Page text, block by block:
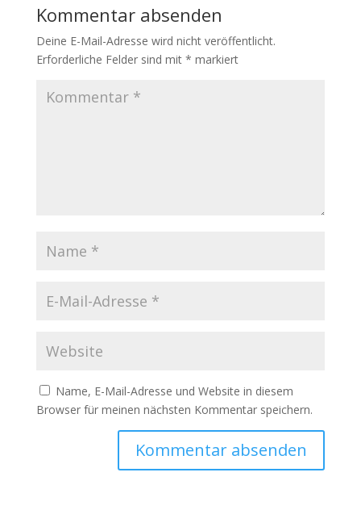
Kommentar absenden
Deine E-Mail-Adresse wird nicht veröffentlicht.
Erforderliche Felder sind mit * markiert
Name, E-Mail-Adresse und Website in diesem
Browser für meinen nächsten Kommentar speichern.